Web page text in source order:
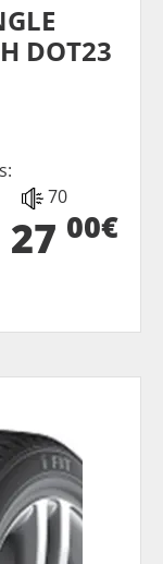
DOT23
70
27 00€